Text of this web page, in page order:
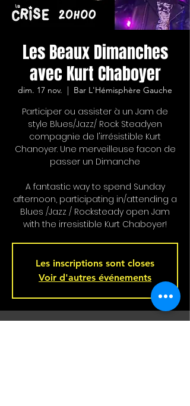
Les Beaux Dimanches
avec Kurt Chaboyer
dim. 17 nov. Bar L'Hémisphère Gauche
Participer ou assister à un Jam de
style Blues/Jazz/ Rock Steadyen
compagnie de l'irrésistible Kurt
Chanoyer. Une merveilleuse facon de
passer un Dimanche
A fantastic way to spend Sunday
afternoon, participating in/attending a
Blues /Jazz / Rocksteady open Jam
with the irresistible Kurt Chaboyer!
Les inscriptions sont closes
Voir d'autres événements